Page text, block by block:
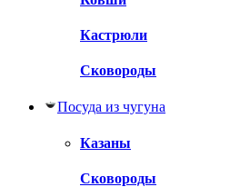
Кастрюли
Сковороды
Посуда из чугуна
Казаны
Сковороды